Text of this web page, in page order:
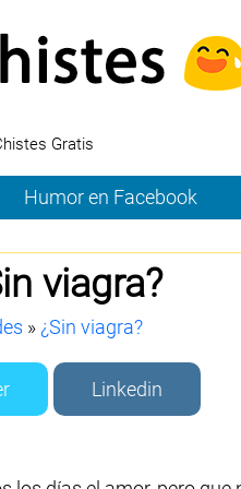
Gratis
Humor en Facebook
viagra?
» ¿Sin viagra?
Linkedin